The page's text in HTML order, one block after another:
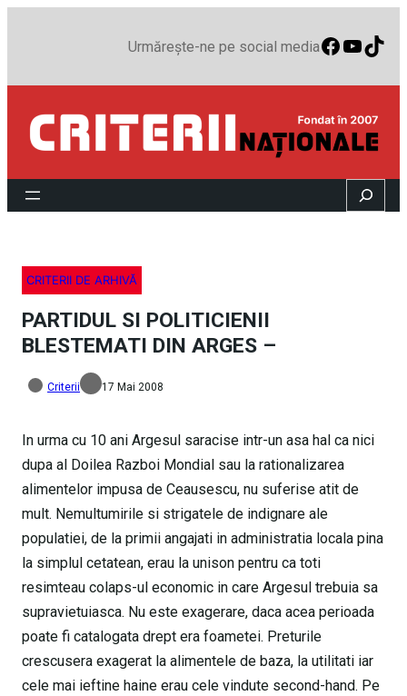
Urmărește-ne pe social media
Search
CRITERII DE ARHIVĂ
PARTIDUL SI POLITICIENII
BLESTEMATI DIN ARGES –
Criterii 17 Mai 2008
In urma cu 10 ani Argesul saracise intr-un asa hal ca nici
dupa al Doilea Razboi Mondial sau la rationalizarea
alimentelor impusa de Ceausescu, nu suferise atit de
mult. Nemultumirile si strigatele de indignare ale
populatiei, de la primii angajati in administratia locala pina
la simplul cetatean, erau la unison pentru ca toti
resimteau colaps-ul economic in care Argesul trebuia sa
supravietuiasca. Nu este exagerare, daca acea perioada
poate fi catalogata drept era foametei. Preturile
crescusera exagerat la alimentele de baza, la utilitati iar
cele mai ieftine haine erau cele vindute second-hand. Pe